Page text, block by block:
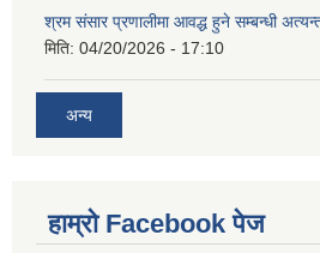
श्रम संसार प्रणालीमा आवद्ध हुने सम्बन्धी
मिति: 04/20/2026 - 17:10
अन्य
हाम्रो Facebook पेज